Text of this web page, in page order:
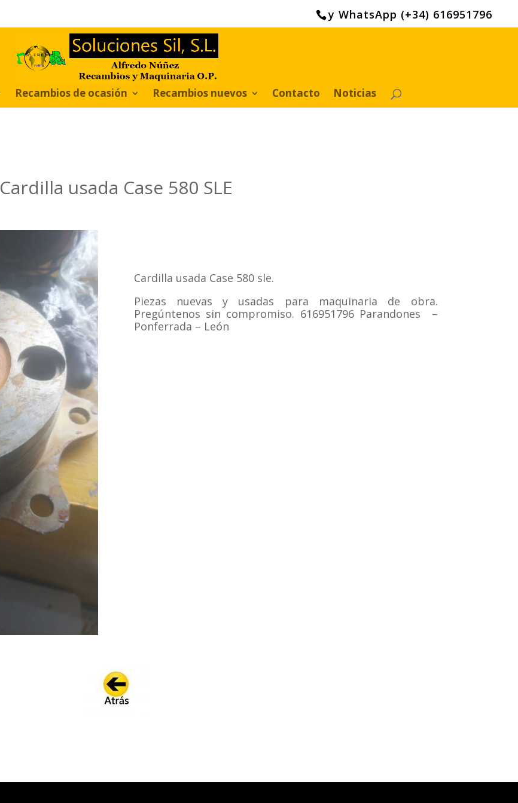
y WhatsApp (+34) 616951796
Recambios de ocasión Recambios nuevos Contacto Noticias
Cardilla usada Case 580 SLE
Cardilla usada Case 580 sle.
Piezas nuevas y usadas para maquinaria de obra.
Pregúntenos sin compromiso. 616951796 Parandones –
Ponferrada – León